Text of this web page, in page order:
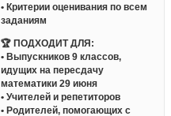
• Критерии оценивания по всем
заданиям
🏆 ПОДХОДИТ ДЛЯ:
• Выпускников 9 классов,
идущих на пересдачу
математики 29 июня
• Учителей и репетиторов
• Родителей, помогающих с